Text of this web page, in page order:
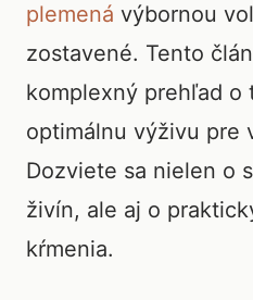
plemená výbornou
zostavené. Tento
komplexný prehľad o
optimálnu výživu pre
Dozviete sa nielen o
živín, ale aj o
kŕmenia.